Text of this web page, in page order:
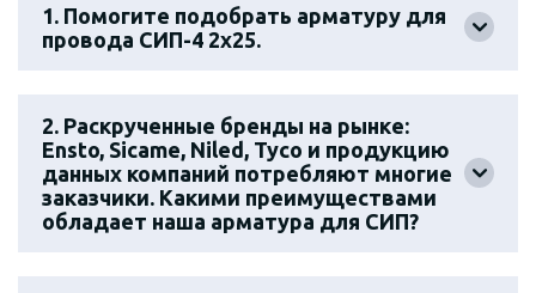
1. Помогите подобрать арматуру для
провода СИП-4 2х25.
2. Раскрученные бренды на рынке:
Ensto, Sicame, Niled, Tyco и продукцию
данных компаний потребляют многие
заказчики. Какими преимуществами
обладает наша арматура для СИП?